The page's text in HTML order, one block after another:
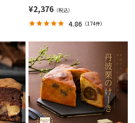
¥2,376
4.86 （174件）